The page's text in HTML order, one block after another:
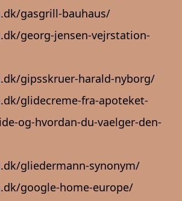
gasgrill-bauhaus/
georg-jensen-vejrstation-
gipsskruer-harald-nyborg/
glidecreme-fra-apoteket-
og-hvordan-du-vaelger-den-
gliedermann-synonym/
google-home-europe/